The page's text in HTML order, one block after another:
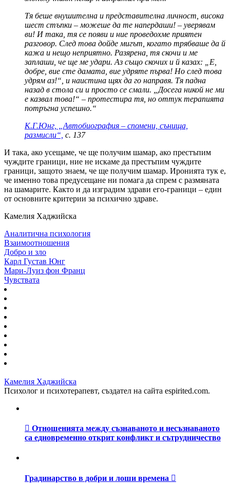
Тя беше внушителна и представителна личност, висока
шест стъпки – можеше да те напердаши! – уверявам
ви! И така, тя се появи и ние проведохме приятен
разговор. След това дойде мигът, когато трябваше да й
кажа и нещо неприятно. Разярена, тя скочи и ме
заплаши, че ще ме удари. Аз също скочих и й казах: „Е,
добре, вие сте дамата, вие удряте първа! Но след това
удрям аз!“, и наистина щях да го направя. Тя падна
назад в стола си и просто се смали. „Досега никой не ми
е казвал това!“ – протестира тя, но оттук терапията
потръгна успешно.“
К.Г.Юнг, „Автобиография – спомени, сънища,
размисли“, с. 137
И така, ако усещаме, че ще получим шамар, ако престъпим
чуждите граници, ние не искаме да престъпим чуждите
граници, защото знаем, че ще получим шамар. Иронията тук е,
че именно това предусещане ни помага да спрем с размяната
на шамарите. Както и да изградим здрави его-граници – един
от основните критерии за психично здраве.
Камелия Хаджийска
Аналитична психология
Взаимоотношения
Добро и зло
Карл Густав Юнг
Мари-Луиз фон Франц
Чувствата
Камелия Хаджийска
Психолог и психотерапевт, създател на сайта espirited.com.
Отношенията между съзнаваното и несъзнаваното
са едновременно открит конфликт и сътрудничество
Градинарство в добри и лоши времена